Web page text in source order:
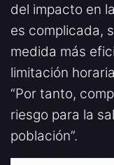
del impacto en
es complicada,
medida más
limitación
“Por tanto,
riesgo para la
población”.